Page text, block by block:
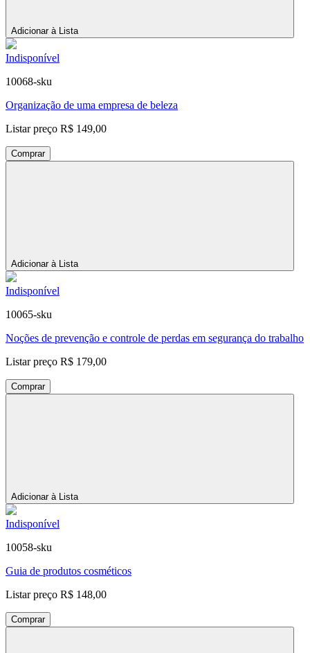
Adicionar à Lista
Indisponível
10068-sku
Organização de uma empresa de beleza
Listar preço R$ 149,00
Comprar
Adicionar à Lista
Indisponível
10065-sku
Noções de prevenção e controle de perdas em segurança do trabalho
Listar preço R$ 179,00
Comprar
Adicionar à Lista
Indisponível
10058-sku
Guia de produtos cosméticos
Listar preço R$ 148,00
Comprar